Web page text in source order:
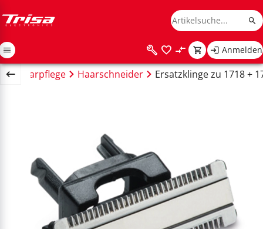
Anmelden
Haarpflege Haarschneider Ersatzklinge zu 1718 +